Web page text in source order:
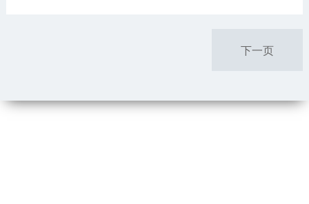
下一页